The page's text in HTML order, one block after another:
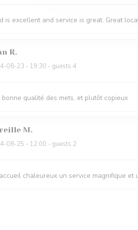
is excellent and service is great. Great
R
08-23 - 19:30 - guests 4
bonne qualité des mets, et plutôt copieux
M
08-25 - 12:00 - guests 2
chaleureux un service magnifique